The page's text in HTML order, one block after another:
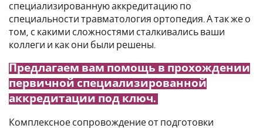
специализированную аккредитацию по
специальности травматология ортопедия. А так же о
том, с какими сложностями сталкивались ваши
коллеги и как они были решены.
Предлагаем вам помощь в прохождении
первичной специализированной
аккредитации под ключ.
Комплексное сопровождение от подготовки